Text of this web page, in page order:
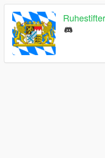
Ruhestifter